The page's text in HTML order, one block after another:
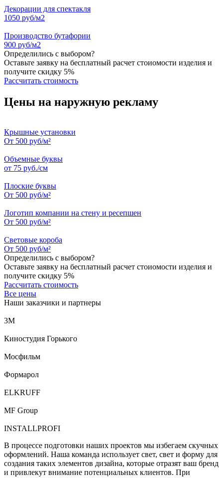
Декорации для спектакля
1050 руб/м2
Производство бутафории
900 руб/м2
Определились с выбором?
Оставьте заявку на бесплатный расчет стоиомости изделия и
получите скидку 5%
Рассчитать стоимость
Цены на наружную рекламу
Крышные установки
От 500 руб/м²
Объемные буквы
от 75 руб./см
Плоские буквы
От 500 руб/м²
Логотип компании на стену и ресепшен
От 500 руб/м²
Световые короба
От 500 руб/м²
Определились с выбором?
Оставьте заявку на бесплатный расчет стоиомости изделия и
получите скидку 5%
Рассчитать стоимость
Все цены
Наши заказчики и партнеры
3М
Киностудия Горького
Мосфильм
Формарол
ELKRUFF
MF Group
INSTALLPROFI
В процессе подготовки наших проектов мы избегаем скучных
оформлений. Наша команда использует свет, свет и форму для
создания таких элементов дизайна, которые отразят ваш бренд
и привлекут внимание потенциальных клиентов. При